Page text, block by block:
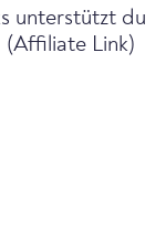
unterstützt du
(Affiliate Link)